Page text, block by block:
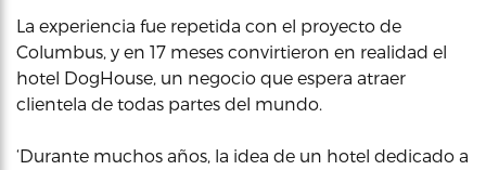
La experiencia fue repetida con el proyecto de
Columbus, y en 17 meses convirtieron en realidad el
hotel DogHouse, un negocio que espera atraer
clientela de todas partes del mundo.
‘Durante muchos años, la idea de un hotel dedicado a